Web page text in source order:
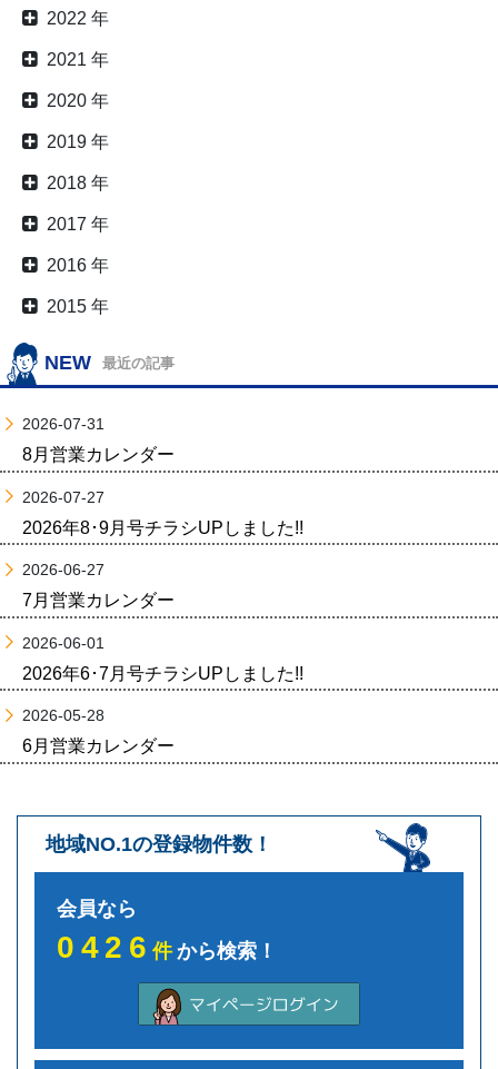
2022 年
2021 年
2020 年
2019 年
2018 年
2017 年
2016 年
2015 年
NEW 最近の記事
2026-07-31
8月営業カレンダー
2026-07-27
2026年8･9月号チラシUPしました!!
2026-06-27
7月営業カレンダー
2026-06-01
2026年6･7月号チラシUPしました!!
2026-05-28
6月営業カレンダー
地域NO.1の登録物件数！
会員なら
0426件から検索！